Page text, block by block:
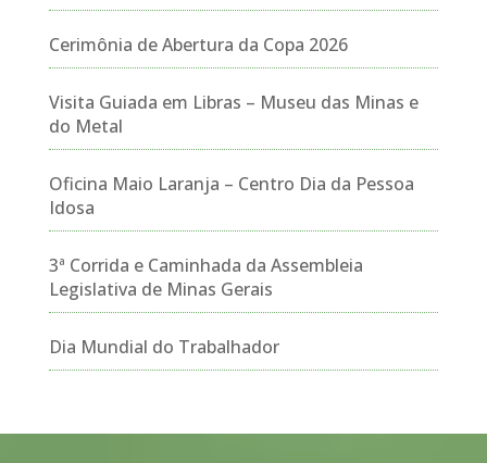
Cerimônia de Abertura da Copa 2026
Visita Guiada em Libras – Museu das Minas e
do Metal
Oficina Maio Laranja – Centro Dia da Pessoa
Idosa
3ª Corrida e Caminhada da Assembleia
Legislativa de Minas Gerais
Dia Mundial do Trabalhador